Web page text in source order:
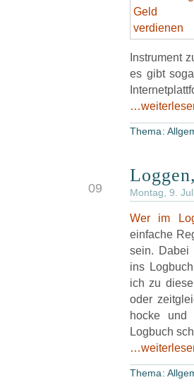
Instrument
es gibt
Thema:
09 Montag, 9.
Wer im
einfache
sein. Dabei
ins
ich zu
oder
hocke und
Logbuch
Thema: